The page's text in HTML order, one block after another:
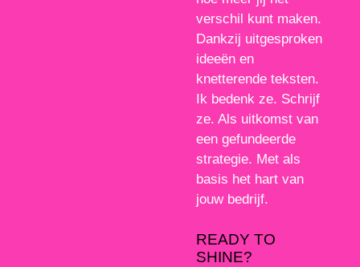
verschil kunt maken.
Dankzij uitgesproken
ideeën en
knetterende teksten.
Ik bedenk ze. Schrijf
ze. Als uitkomst van
een gefundeerde
strategie. Met als
basis het hart van
jouw bedrijf.
READY TO
SHINE?